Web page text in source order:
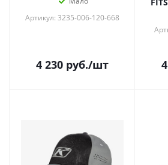
Артикул: 3235-006-120-668
4 230 руб./шт